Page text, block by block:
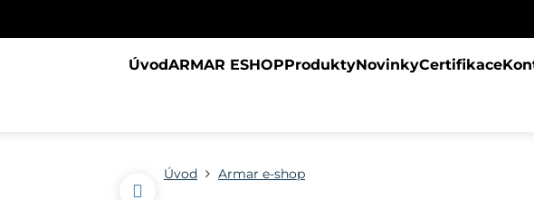
ÚvodARMAR ESHOPProduktyNovinkyCertifikace
Úvod Armar e-shop